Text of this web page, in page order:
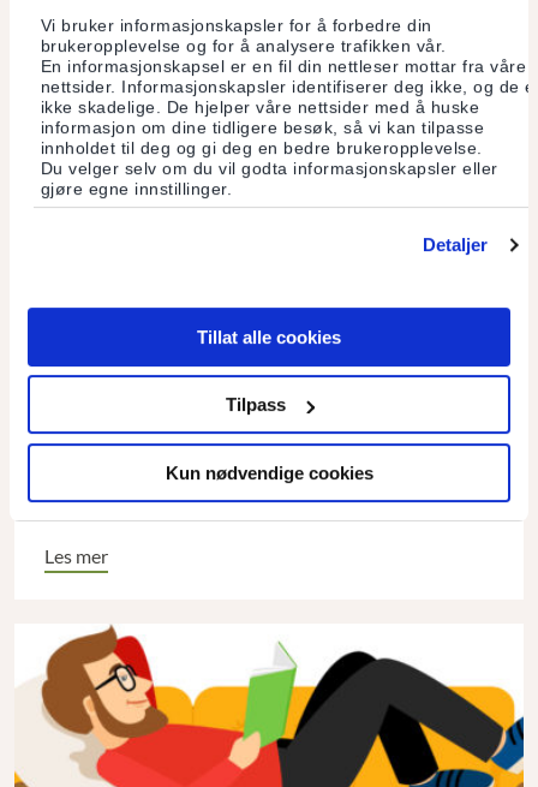
Vi bruker informasjonskapsler for å forbedre din
brukeropplevelse og for å analysere trafikken vår.
En informasjonskapsel er en fil din nettleser mottar fra våre
nettsider. Informasjonskapsler identifiserer deg ikke, og de
ikke skadelige. De hjelper våre nettsider med å huske
informasjon om dine tidligere besøk, så vi kan tilpasse
innholdet til deg og gi deg en bedre brukeropplevelse.
Du velger selv om du vil godta informasjonskapsler eller
gjøre egne innstillinger.
Detaljer
Tillat alle cookies
Tilpass
Kun nødvendige cookies
Stiftelsen Kore hjelper deg til gode matvalg.
Les mer